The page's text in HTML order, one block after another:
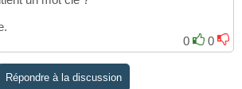
0
0
Répondre à la discussion